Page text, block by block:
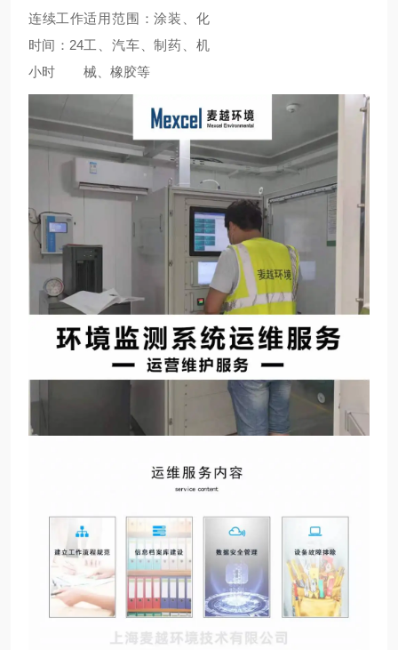
连续工作
时间：24
小时
适用范围：涂装、化
工、汽车、制药、机
械、橡胶等